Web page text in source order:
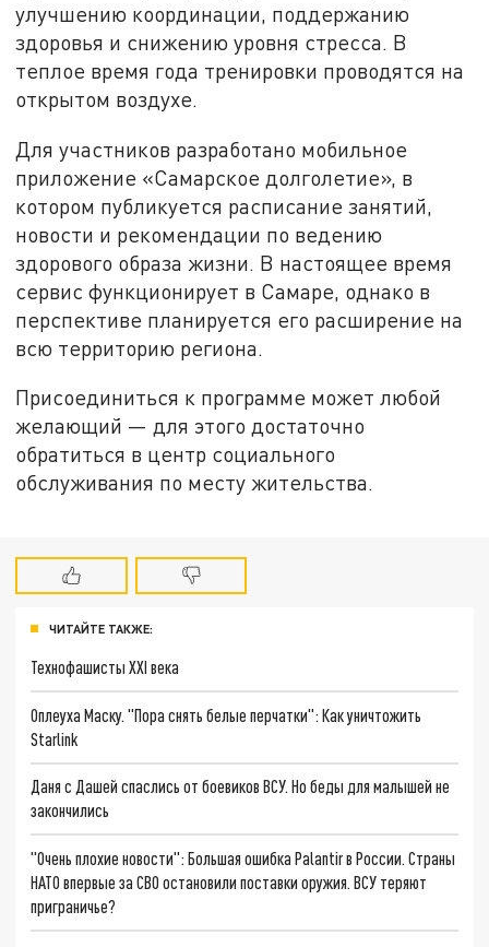
улучшению координации, поддержанию
здоровья и снижению уровня стресса. В
теплое время года тренировки проводятся на
открытом воздухе.
Для участников разработано мобильное
приложение «Самарское долголетие», в
котором публикуется расписание занятий,
новости и рекомендации по ведению
здорового образа жизни. В настоящее время
сервис функционирует в Самаре, однако в
перспективе планируется его расширение на
всю территорию региона.
Присоединиться к программе может любой
желающий — для этого достаточно
обратиться в центр социального
обслуживания по месту жительства.
ЧИТАЙТЕ ТАКЖЕ:
Технофашисты XXI века
Оплеуха Маску. "Пора снять белые перчатки": Как уничтожить
Starlink
Даня с Дашей спаслись от боевиков ВСУ. Но беды для малышей не
закончились
"Очень плохие новости": Большая ошибка Palantir в России. Страны
НАТО впервые за СВО остановили поставки оружия. ВСУ теряют
приграничье?